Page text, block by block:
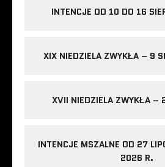
INTENCJE OD 10 DO 16
XIX NIEDZIELA ZWYKŁA – 9
XVII NIEDZIELA ZWYKŁA –
INTENCJE MSZALNE OD 27
2026 R.